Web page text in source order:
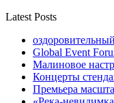
Latest Posts
Global Event
Малиновое
Концерты
Премьера